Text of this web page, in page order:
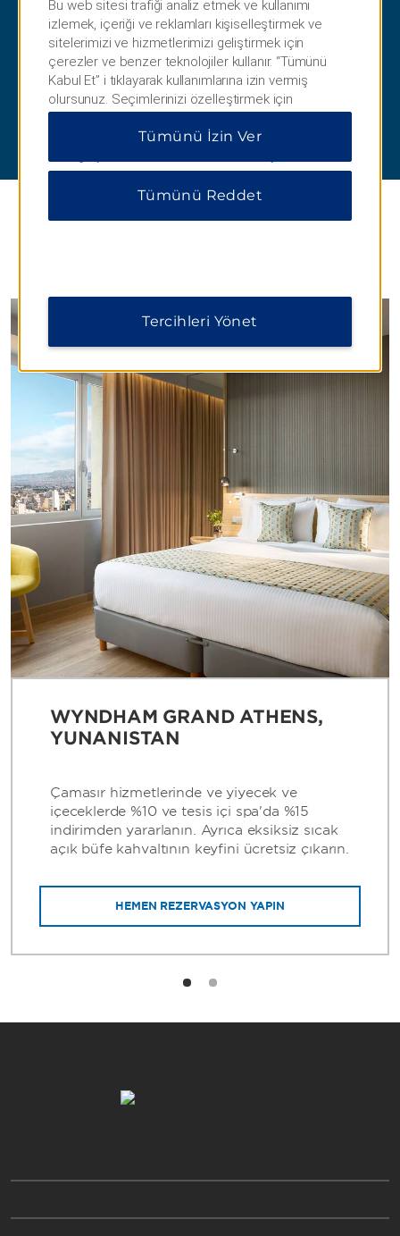
puanları kazanın!
Katılımcı Wyndham otellerinde İş Tatili Fiyatı
kapsamında rezervasyon yapılan her uygun
konaklama için dolar başına 10 puan veya 1.000
puan (hangisi daha fazlaysa) kazanırsınız.
Wyndham Rewards üyesi değil misiniz?
Rezervasyon sırasında ücretsiz katılın!
WYNDHAM GRAND ATHENS,
YUNANISTAN
Çamaşır hizmetlerinde ve yiyecek ve
içeceklerde %10 ve tesis içi spa'da %15
indirimden yararlanın. Ayrıca eksiksiz sıcak
açık büfe kahvaltının keyfini ücretsiz çıkarın.
HEMEN REZERVASYON YAPIN
Bu web sitesi trafiği analiz etmek ve kullanımı
izlemek, içeriği ve reklamları kişiselleştirmek ve
sitelerimizi ve hizmetlerimizi geliştirmek için
çerezler ve benzer teknolojiler kullanır. “Tümünü
Kabul Et” i tıklayarak kullanımlarına izin vermiş
olursunuz. Seçimlerinizi özelleştirmek için
“Tercihleri Yönet” veya yalnızca gerekli çerezlere
izin vermek için “Tümünü Reddet” i tıklayabilirsiniz.
Tümünü İzin Ver
Tümünü Reddet
Tercihleri Yönet